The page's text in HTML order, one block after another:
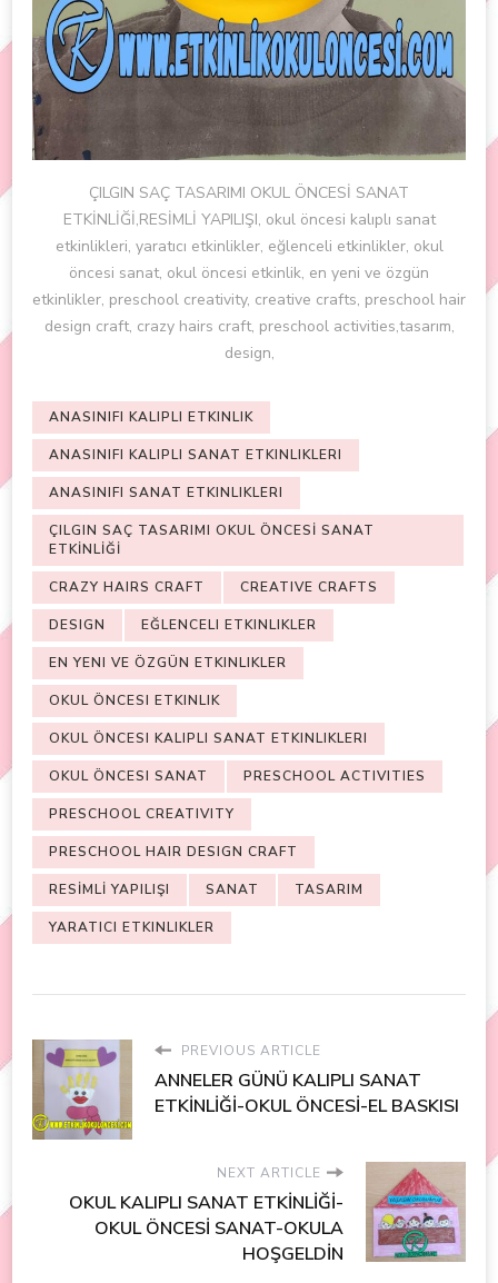
ÇILGIN SAÇ TASARIMI OKUL ÖNCESİ SANAT
ETKİNLİĞİ,RESİMLİ YAPILIŞI, okul öncesi kalıplı sanat
etkinlikleri, yaratıcı etkinlikler, eğlenceli etkinlikler, okul
öncesi sanat, okul öncesi etkinlik, en yeni ve özgün
etkinlikler, preschool creativity, creative crafts, preschool hair
design craft, crazy hairs craft, preschool activities,tasarım,
design,
ANASINIFI KALIPLI ETKINLIK
ANASINIFI KALIPLI SANAT ETKINLIKLERI
ANASINIFI SANAT ETKINLIKLERI
ÇILGIN SAÇ TASARIMI OKUL ÖNCESİ SANAT
ETKİNLİĞİ
CRAZY HAIRS CRAFT CREATIVE CRAFTS
DESIGN EĞLENCELI ETKINLIKLER
EN YENI VE ÖZGÜN ETKINLIKLER
OKUL ÖNCESI ETKINLIK
OKUL ÖNCESI KALIPLI SANAT ETKINLIKLERI
OKUL ÖNCESI SANAT PRESCHOOL ACTIVITIES
PRESCHOOL CREATIVITY
PRESCHOOL HAIR DESIGN CRAFT
RESİMLİ YAPILIŞI SANAT TASARIM
YARATICI ETKINLIKLER
PREVIOUS ARTICLE
ANNELER GÜNÜ KALIPLI SANAT
ETKİNLİĞİ-OKUL ÖNCESİ-EL BASKISI
NEXT ARTICLE
OKUL KALIPLI SANAT ETKİNLİĞİ-
OKUL ÖNCESİ SANAT-OKULA
HOŞGELDİN